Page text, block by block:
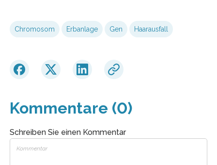
Chromosom Erbanlage Gen Haarausfall
Kommentare (0)
Schreiben Sie einen Kommentar